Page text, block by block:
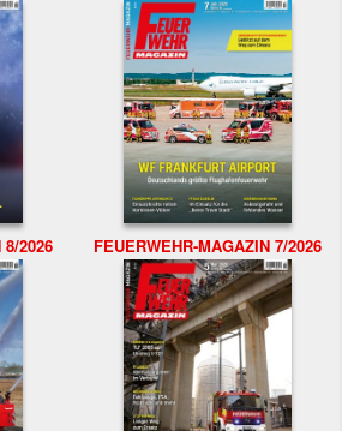
8/2026 FEUERWEHR-MAGAZIN 7/2026